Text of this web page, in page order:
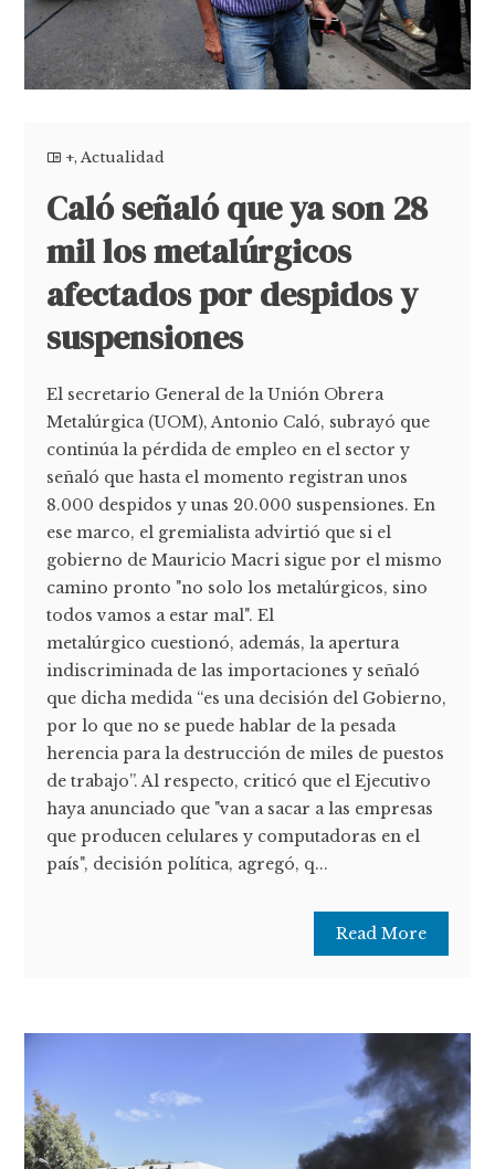
+,Actualidad
Caló señaló que ya son 28
mil los metalúrgicos
afectados por despidos y
suspensiones
El secretario General de la Unión Obrera
Metalúrgica (UOM), Antonio Caló, subrayó que
continúa la pérdida de empleo en el sector y
señaló que hasta el momento registran unos
8.000 despidos y unas 20.000 suspensiones. En
ese marco, el gremialista advirtió que si el
gobierno de Mauricio Macri sigue por el mismo
camino pronto "no solo los metalúrgicos, sino
todos vamos a estar mal". El
metalúrgico cuestionó, además, la apertura
indiscriminada de las importaciones y señaló
que dicha medida “es una decisión del Gobierno,
por lo que no se puede hablar de la pesada
herencia para la destrucción de miles de puestos
de trabajo”. Al respecto, criticó que el Ejecutivo
haya anunciado que "van a sacar a las empresas
que producen celulares y computadoras en el
país", decisión política, agregó, q...
Read More